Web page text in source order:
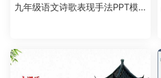
九年级语文诗歌表现手法PPT模